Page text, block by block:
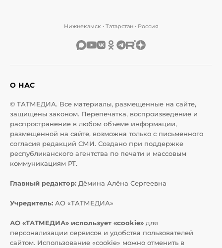
Нижнекамск • Татарстан • Россия
О НАС
© ТАТМЕДИА. Все материалы, размещенные на сайте,
защищены законом. Перепечатка, воспроизведение и
распространение в любом объеме информации,
размещенной на сайте, возможна только с письменного
согласия редакций СМИ. Создано при поддержке
республиканского агентства по печати и массовым
коммуникациям РТ.
Главный редактор: Дёмина Алёна Сергеевна
Учредитель: АО «ТАТМЕДИА»
АО «ТАТМЕДИА» использует «cookie» для
персонализации сервисов и удобства пользователей
сайтом. Использование «cookie» можно отменить в